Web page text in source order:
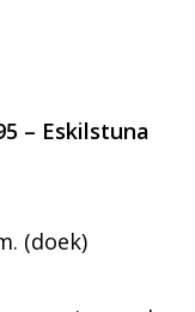
– Eskilstuna
(doek)